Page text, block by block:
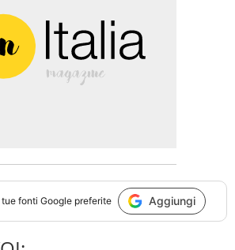
fonti Google preferite Aggiungi